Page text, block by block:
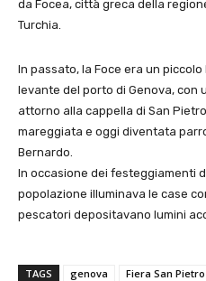
da Focea, città greca della
Turchia.
In passato, la Foce era un
levante del porto di Genova, con
attorno alla cappella di San
mareggiata e oggi diventata
Bernardo.
In occasione dei festeggiamenti
popolazione illuminava le case
pescatori depositavano lumini
TAGS genova Fiera San Pietro